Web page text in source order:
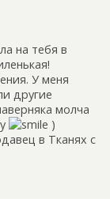
на тебя в
У меня
другие
молча
)
в Тканях с